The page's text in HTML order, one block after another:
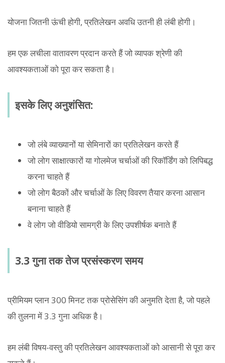
योजना जितनी ऊंची होगी, प्रतिलेखन अवधि उतनी ही लंबी होगी।
हम एक लचीला वातावरण प्रदान करते हैं जो व्यापक श्रेणी की
आवश्यकताओं को पूरा कर सकता है।
इसके लिए अनुशंसित:
जो लंबे व्याख्यानों या सेमिनारों का प्रतिलेखन करते हैं
जो लोग साक्षात्कारों या गोलमेज चर्चाओं की रिकॉर्डिंग को लिपिबद्ध
करना चाहते हैं
जो लोग बैठकों और चर्चाओं के लिए विवरण तैयार करना आसान
बनाना चाहते हैं
वे लोग जो वीडियो सामग्री के लिए उपशीर्षक बनाते हैं
3.3 गुना तक तेज प्रसंस्करण समय
प्रीमियम प्लान 300 मिनट तक प्रोसेसिंग की अनुमति देता है, जो पहले
की तुलना में 3.3 गुना अधिक है।
हम लंबी विषय-वस्तु की प्रतिलेखन आवश्यकताओं को आसानी से पूरा कर